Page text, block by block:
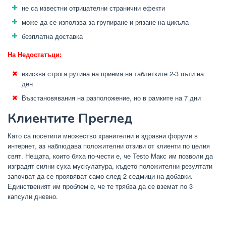
не са известни отрицателни странични ефекти
може да се използва за групиране и рязане на цикъла
безплатна доставка
На Недостатъци:
изисква строга рутина на приема на таблетките 2-3 пъти на
ден
Възстановявания на разположение, но в рамките на 7 дни
Клиентите Преглед
Като са посетили множество хранителни и здравни форуми в
интернет, аз наблюдава положителни отзиви от клиенти по целия
свят. Нещата, които бяха по-чести е, че Testo Макс им позволи да
изградят силни суха мускулатура, където положителни резултати
започват да се проявяват само след 2 седмици на добавки.
Единственият им проблем е, че те трябва да се вземат по 3
капсули дневно.